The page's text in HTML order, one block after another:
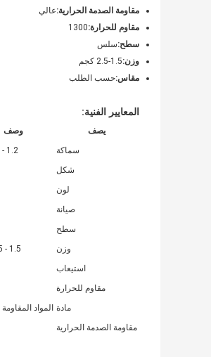
مقاومة الصدمة الحرارية:عالي
مقاوم للحرارة:1300
سطح:سلس
وزن:1.5-2.5 كجم
مقاس:حسب الطلب
المعايير الفنية:
يصف
وصف
سماكة
1.2 - 1.5 سم
شكل
لون
صيانة
سطح
وزن
1.5 - 2.5 كجم
استيعاب
مقاوم للحرارة
مادة المواد
مقاومة الصدمة الحرارية